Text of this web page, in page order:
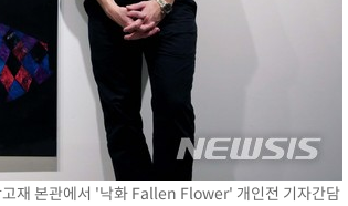
재 본관에서 '낙화 Fallen Flower' 개인전 기자간담